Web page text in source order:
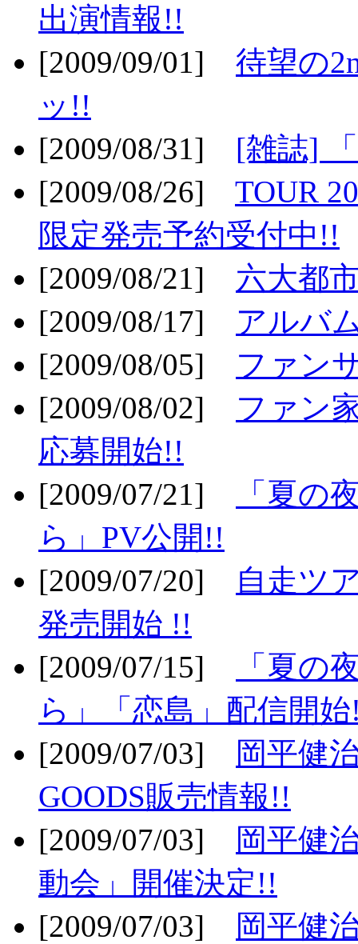
出演情報!!
[2009/09/01] 待望の
ッ!!
[2009/08/31] [雑誌]
[2009/08/26] TOUR
限定発売予約受付中!!
[2009/08/21] 六大都
[2009/08/17] アルバ
[2009/08/05] ファン
[2009/08/02] ファン
応募開始!!
[2009/07/21]
「夏の
ら」PV公開!!
[2009/07/20]
自走ツ
発売開始 !!
[2009/07/15]
「夏の
ら」「恋島」配信開
[2009/07/03]
岡平健
GOODS販売情報!!
[2009/07/03]
岡平健
動会」開催決定!!
[2009/07/03]
岡平健